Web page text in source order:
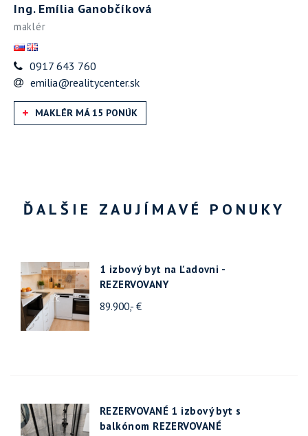
Ing. Emília Ganobčíková
maklér
0917 643 760
emilia@realitycenter.sk
MAKLÉR MÁ 15 PONÚK
ĎALŠIE ZAUJÍMAVÉ PONUKY
1 izbový byt na Ľadovni -
REZERVOVANY
89.900,- €
REZERVOVANÉ 1 izbový byt s
balkónom REZERVOVANÉ